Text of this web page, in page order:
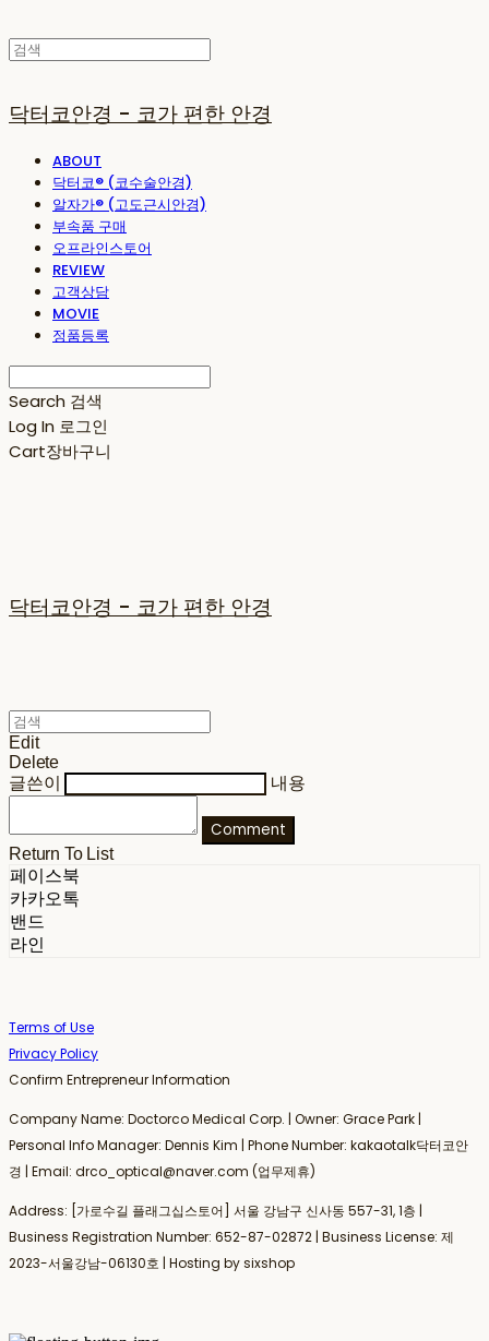
닥터코안경 - 코가 편한 안경
ABOUT
닥터코® (코수술안경)
알자가® (고도근시안경)
부속품 구매
오프라인스토어
REVIEW
고객상담
MOVIE
정품등록
Search 검색
Log In 로그인
Cart장바구니
닥터코안경 - 코가 편한 안경
Edit
Delete
글쓴이
내용
Comment
Return To List
페이스북
카카오톡
밴드
라인
Terms of Use
Privacy Policy
Confirm Entrepreneur Information
Company Name: Doctorco Medical Corp. | Owner: Grace Park |
Personal Info Manager: Dennis Kim | Phone Number: kakaotalk닥터코안
경 | Email: drco_optical@naver.com (업무제휴)
Address: [가로수길 플래그십스토어] 서울 강남구 신사동 557-31, 1층 |
Business Registration Number: 652-87-02872 | Business License: 제
2023-서울강남-06130호 | Hosting by sixshop